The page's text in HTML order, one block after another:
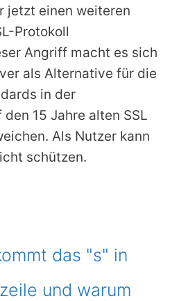
jetzt einen weiteren
Protokoll
Angriff macht es sich
als Alternative für die
in der
15 Jahre alten SSL
Als Nutzer kann
schützen.
das "s" in
und warum